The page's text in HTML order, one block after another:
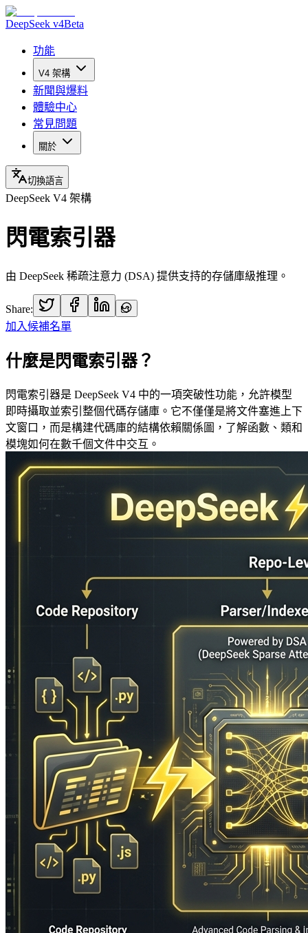
DeepSeek v4Beta
功能
V4 架構
新聞與爆料
體驗中心
常見問題
關於
切換語言
DeepSeek V4 架構
閃電索引器
由 DeepSeek 稀疏注意力 (DSA) 提供支持的存儲庫級推理。
Share:
加入候補名單
什麼是閃電索引器？
閃電索引器是 DeepSeek V4 中的一項突破性功能，允許模型
即時攝取並索引整個代碼存儲庫。它不僅僅是將文件塞進上下
文窗口，而是構建代碼庫的結構依賴關係圖，了解函數、類和
模塊如何在數千個文件中交互。